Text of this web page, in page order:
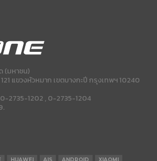
(มหาชน)
แขวงหัวหมาก เขตบางกะปี กรุงเทพฯ 10240
2735-1202 , 0-2735-1204
HUAWEI AIS ANDROID
XIAOMI